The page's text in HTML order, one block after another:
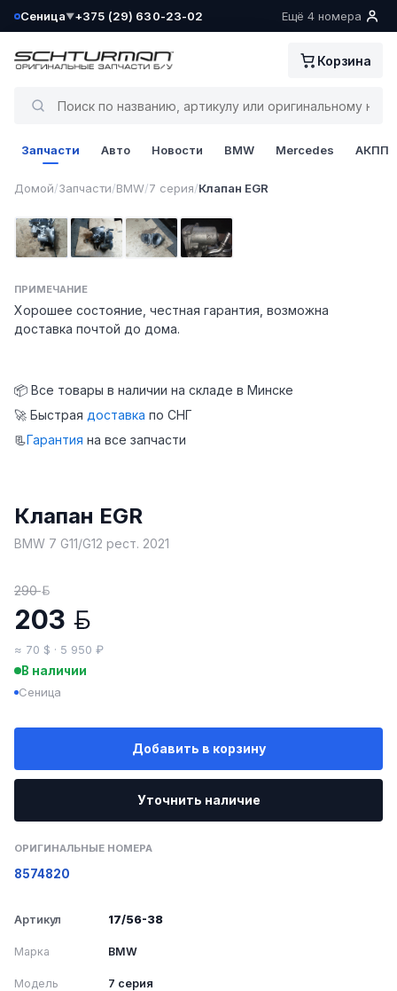
Сеница▼
Ваш склад определён как:
+375 (29) 630-23-02 Ещё 4 номера
Корзина
Запчасти Авто Новости BMW Mercedes АКПП
Домой/Запчасти/BMW/7 серия/Клапан EGR
ПРИМЕЧАНИЕ
Хорошее состояние, честная гарантия, возможна
доставка почтой до дома.
📦 Все товары в наличии на складе в Минске
🚀 Быстрая доставка по СНГ
📃Гарантия на все запчасти
Клапан EGR
BMW 7 G11/G12 рест. 2021
290
203
≈ 70 $ · 5 950 ₽
В наличии
Сеница
Добавить в корзину
Уточнить наличие
ОРИГИНАЛЬНЫЕ НОМЕРА
8574820
Артикул 17/56-38
Марка BMW
Модель 7 серия